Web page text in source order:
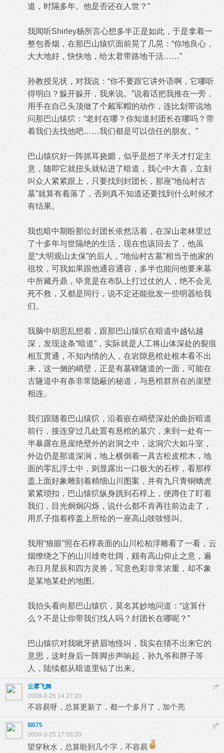
道，时隔多年。他是否还在人世？”
我闻听Shirley杨所言心想多半正是如此，于是拿着一
整包香烟，在那巴山猿狖面前晃了几晃：“你地良心，
大大地好，快快地，给太君带路地干活……”
孙教授见状，对我说：“你不要跟它讲外语啊，它哪听
得明白？躲开躲开，我来说。”说着话把我推在一旁，
用手在自己头顶做了个戴军帽的动作，连比划带说地
问那巴山猿狖：“老封在哪？你知道封团长在哪吗？带
着我们去找他吧……我们都是可以信任的朋友。”
巴山猿狖好一阵抓耳挠腮，似乎是想了半天才打定主
意，随即它就扭头就钻进了暗道，我心中大喜，立刻
叫众人紧紧跟上，只要找到封团长，那座“地仙村古
墓”就算有着落了，否则真不知道还要找到什么时候才
有结果。
我也暗中期盼那位封团长依然活着，在深山老林里过
了十多年与世隔绝的生活，现在也该回去了，他虽
是“大明观山太保”的后人，“地仙村古墓”相当于他家的
祖坟，可我如果跟他通容通容，多半也能问他要来墓
中所藏丹鼎，毕竟是在布队上打过仗的人，绝不会见
死不救，又都是同行，说不定还能批发一些明器给我
们。
我脑中胡思乱想着，跟那巴山猿狖在暗道中越钻越
深，发现这条“暗道”，实际就是人工将山体深处的裂痕
相互贯通，不知内情的人，在岩隙悬棺处根本看不出
来，这一侧的峭壁，正是有墓碑隧道的一面，可能在
古隧道中有条非常隐蔽的秘道，与悬棺群所在的崖壁
相连。
我们跟随着巴山猿狖，沿着嵌在峭壁深处的曲折暗道
前行，接连穿过几处置有悬棺的墓穴，来到一处有一
半暴露在悬崖绝壁外的岩洞之中，这洞穴大如斗室，
外边仍是那道深涧，地上横倒着一具古松皮棺木，地
面的零乱浮土中，则显露出一口极大的石椁，看那椁
盖上面好象雕刻着精细山川图案，并有九只青铜螭虎
紧紧琐扣，巴山猿狖纵身跳到石椁上，便蹲住了盯着
我们，目光炯炯闪烁，说什么都不肯再往前边走了，
用爪子指着椁盖上所绘的一座高山吱吱怪叫。
我用“狼眼”照在石椁表面的山川松柏浮雕看了一看，云
烟缭绕之下的山川雄奇壮阔，颇有高山仰止之意，遍
布日月星辰和四方灵兽，写意色彩非常浓重，却不象
是某地某处的地图。
我抬头看向那巴山猿狖，莫名其妙地问道：“这算什
么？不是让你带我们找人吗？封团长在哪呢？”
巴山猿狖对我呲牙挤眉地怪叫，我实在猜不出来它的
意思，这时身后一阵脚步声响起，孙九爷和胖子等
人，陆续都从暗道里钻了出来。
7#
云雾飞舞
2008-3-25 14:27:20
不容易呀，总算更新了，都一个多月了，加个亮
8#
lll075
2008-3-25 17:06:20
望穿秋水，总算盼到几个字，不容易